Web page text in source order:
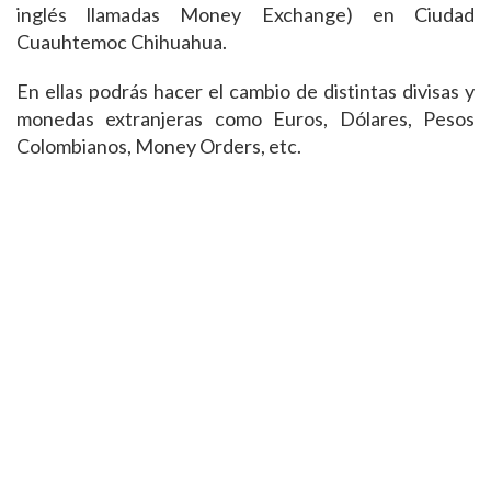
inglés llamadas Money Exchange) en Ciudad
Cuauhtemoc Chihuahua.
En ellas podrás hacer el cambio de distintas divisas y
monedas extranjeras como Euros, Dólares, Pesos
Colombianos, Money Orders, etc.